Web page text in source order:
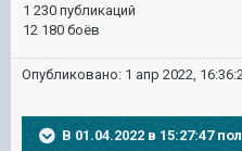
1 230 публикаций
12 180 боёв
Опубликовано: 1 апр 2022,
В 01.04.2022 в 15:27:47